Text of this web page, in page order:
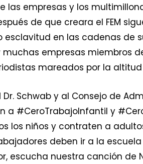
las empresas y los
de que creara el FEM
esclavitud en las cadenas de
muchas empresas miembros
mareados por la
Schwab y al Consejo de
a #CeroTrabajoInfantil y
los niños y contraten a
deben ir a la
escucha nuestra canción de